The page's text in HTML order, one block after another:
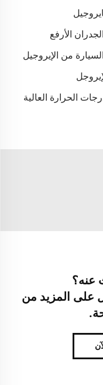
الأرفع
من الإيروجيل
الحرارة العالية
عنه؟
على المزيد من